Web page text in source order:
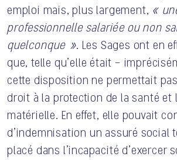
emploi mais, plus largement, «
professionnelle salariée ou non
quelconque ». Les Sages ont en
que, telle qu’elle était –
cette disposition ne permettait
droit à la protection de la santé et
matérielle. En effet, elle pouvait
d’indemnisation un assuré social
placé dans l’incapacité d’exercer